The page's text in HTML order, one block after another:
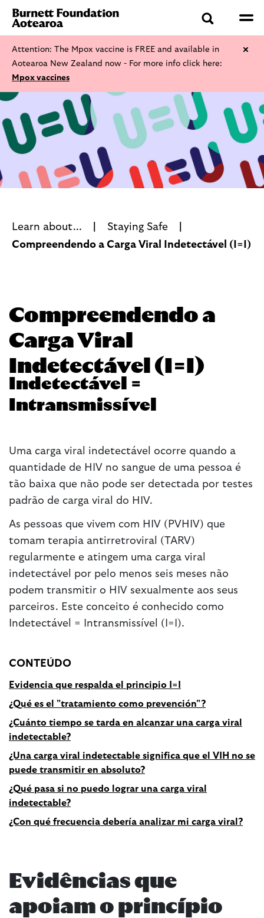
Attention: The Mpox vaccine is FREE and available in
Aotearoa New Zealand now - For more info click here:
Mpox vaccines
Learn about...
Staying Safe
Compreendendo a Carga Viral Indetectável (I=I)
Compreendendo a
Carga Viral
Indetectável (I=I)
Indetectável =
Intransmissível
Uma carga viral indetectável ocorre quando a
quantidade de HIV no sangue de uma pessoa é
tão baixa que não pode ser detectada por testes
padrão de carga viral do HIV.
As pessoas que vivem com HIV (PVHIV) que
tomam terapia antirretroviral (TARV)
regularmente e atingem uma carga viral
indetectável por pelo menos seis meses não
podem transmitir o HIV sexualmente aos seus
parceiros. Este conceito é conhecido como
Indetectável = Intransmissível (I=I).
CONTEÚDO
Evidencia que respalda el principio I=I
¿Qué es el "tratamiento como prevención"?
¿Cuánto tiempo se tarda en alcanzar una carga viral
indetectable?
¿Una carga viral indetectable significa que el VIH no se
puede transmitir en absoluto?
¿Qué pasa si no puedo lograr una carga viral
indetectable?
¿Con qué frecuencia debería analizar mi carga viral?
Evidências que
apoiam o princípio